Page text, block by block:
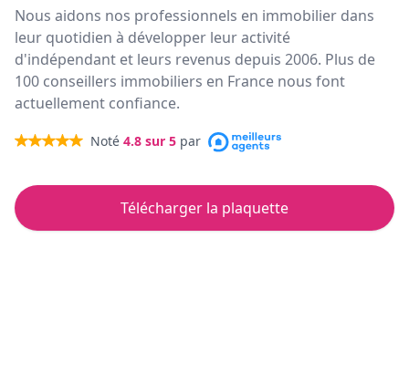
Nous aidons nos professionnels en immobilier dans
leur quotidien à développer leur activité
d'indépendant et leurs revenus depuis 2006. Plus de
100 conseillers immobiliers en France nous font
actuellement confiance.
Noté 4.8 sur 5 par
Télécharger la plaquette